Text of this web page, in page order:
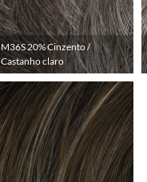
M36S 20% Cinzento /
Castanho claro